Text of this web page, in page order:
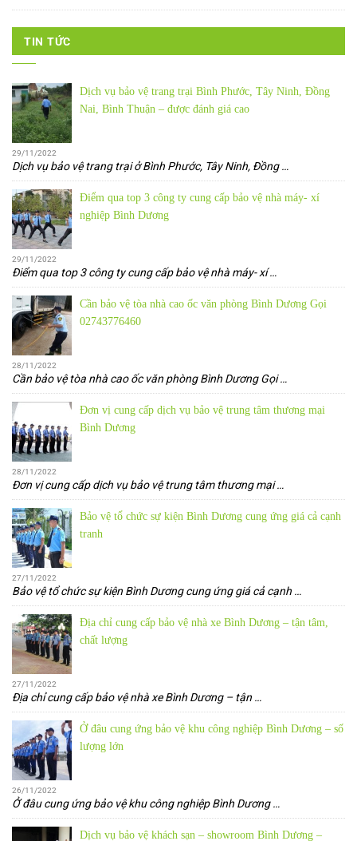
TIN TỨC
Dịch vụ bảo vệ trang trại Bình Phước, Tây Ninh, Đồng
Nai, Bình Thuận – được đánh giá cao
29/11/2022
Dịch vụ bảo vệ trang trại ở Bình Phước, Tây Ninh, Đồng…
Điểm qua top 3 công ty cung cấp bảo vệ nhà máy- xí
nghiệp Bình Dương
29/11/2022
Điểm qua top 3 công ty cung cấp bảo vệ nhà máy- xí…
Cần bảo vệ tòa nhà cao ốc văn phòng Bình Dương Gọi
02743776460
28/11/2022
Cần bảo vệ tòa nhà cao ốc văn phòng Bình Dương Gọi…
Đơn vị cung cấp dịch vụ bảo vệ trung tâm thương mại
Bình Dương
28/11/2022
Đơn vị cung cấp dịch vụ bảo vệ trung tâm thương mại…
Bảo vệ tổ chức sự kiện Bình Dương cung ứng giá cả cạnh
tranh
27/11/2022
Bảo vệ tổ chức sự kiện Bình Dương cung ứng giá cả cạnh …
Địa chỉ cung cấp bảo vệ nhà xe Bình Dương – tận tâm,
chất lượng
27/11/2022
Địa chỉ cung cấp bảo vệ nhà xe Bình Dương – tận …
Ở đâu cung ứng bảo vệ khu công nghiệp Bình Dương – số
lượng lớn
26/11/2022
Ở đâu cung ứng bảo vệ khu công nghiệp Bình Dương…
Dịch vụ bảo vệ khách sạn – showroom Bình Dương –